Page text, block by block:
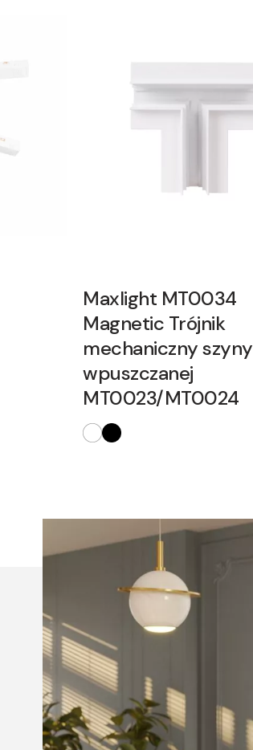
Maxlight MT0034
Magnetic Trójnik
mechaniczny szyny
wpuszczanej
MT0023/MT0024